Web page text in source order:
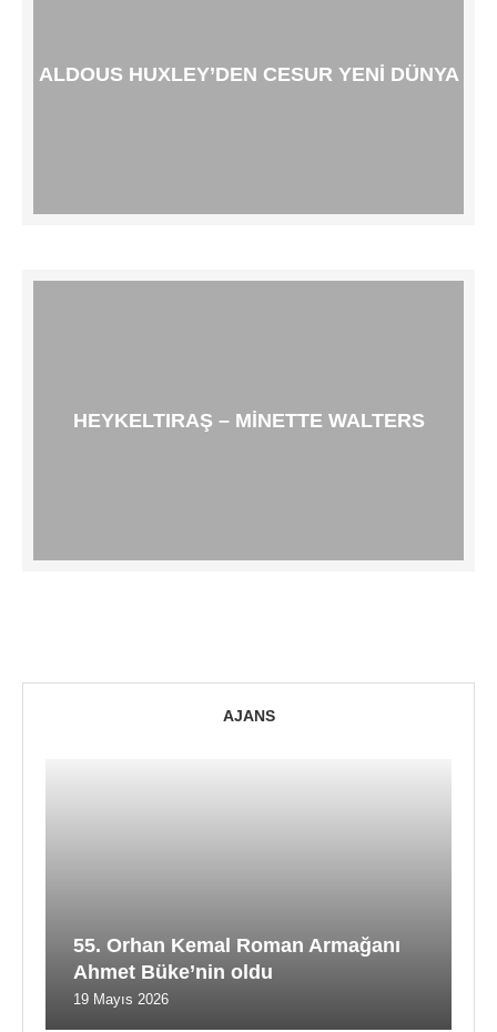
ALDOUS HUXLEY’DEN CESUR YENI DÜNYA
HEYKELTIRAŞ – MINETTE WALTERS
AJANS
55. Orhan Kemal Roman Armağanı
Ahmet Büke’nin oldu
19 Mayıs 2026